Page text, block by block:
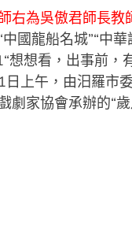
右為吳傲君師長
國龍船名城”“中
想想看，出事前
日上午，由汨羅市
劇家協會承辦的“